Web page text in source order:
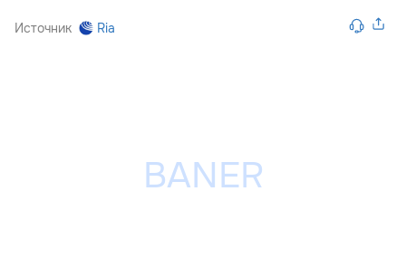
Источник Ria